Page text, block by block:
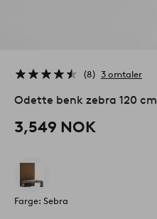
8 3 omtaler
Odette benk zebra 120 cm
3,549 NOK
Farge: Sebra